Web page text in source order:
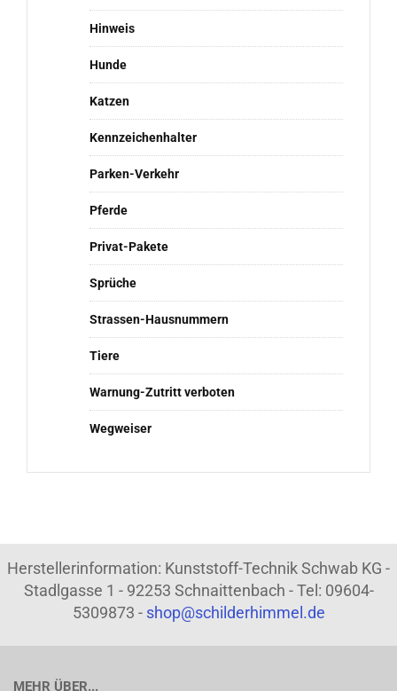
Hinweis
Hunde
Katzen
Kennzeichenhalter
Parken-Verkehr
Pferde
Privat-Pakete
Sprüche
Strassen-Hausnummern
Tiere
Warnung-Zutritt verboten
Wegweiser
Herstellerinformation: Kunststoff-Technik Schwab KG -
Stadlgasse 1 - 92253 Schnaittenbach - Tel: 09604-
5309873 - shop@schilderhimmel.de
MEHR ÜBER...